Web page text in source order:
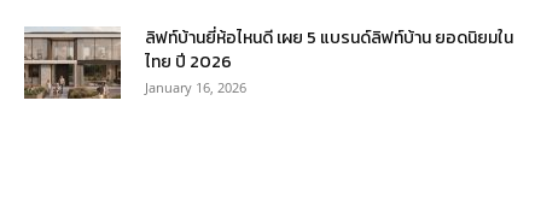
ลิฟท์บ้านยี่ห้อไหนดี เผย 5 แบรนด์ลิฟท์บ้าน ยอดนิยมใน
ไทย ปี 2026
January 16, 2026